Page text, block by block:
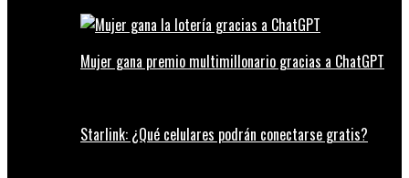
Mujer gana premio multimillonario gracias a ChatGPT
Starlink: ¿Qué celulares podrán conectarse gratis?